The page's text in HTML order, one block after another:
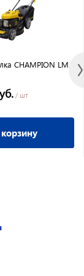
CHAMPION LM
/ шт